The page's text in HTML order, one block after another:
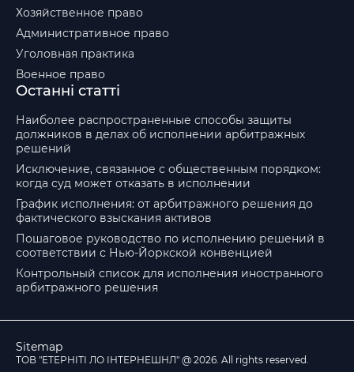
Хозяйственное право
Административное право
Уголовная практика
Военное право
Останні статті
Наиболее распространенные способы защиты
должников в делах об исполнении арбитражных
решений
Исключение, связанное с общественным порядком:
когда суд может отказать в исполнении
График исполнения: от арбитражного решения до
фактического взыскания активов
Пошаговое руководство по исполнению решений в
соответствии с Нью-Йоркской конвенцией
Контрольный список для исполнения иностранного
арбитражного решения
Sitemap
ТОВ "ЕТЕРНІТІ ЛО ІНТЕРНЕШНЛ" @ 2026. All rights reserved.